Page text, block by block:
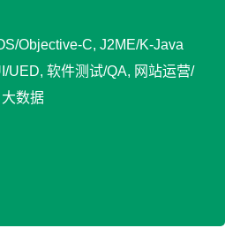
Objective-C, J2ME/K-Java
UED, 软件测试/QA, 网站运营/
数据